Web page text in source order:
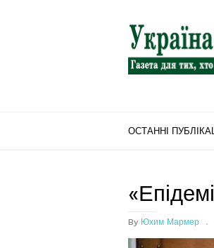
"Україна-
Центр"
ОСТАННІ
By Юхим Мармер